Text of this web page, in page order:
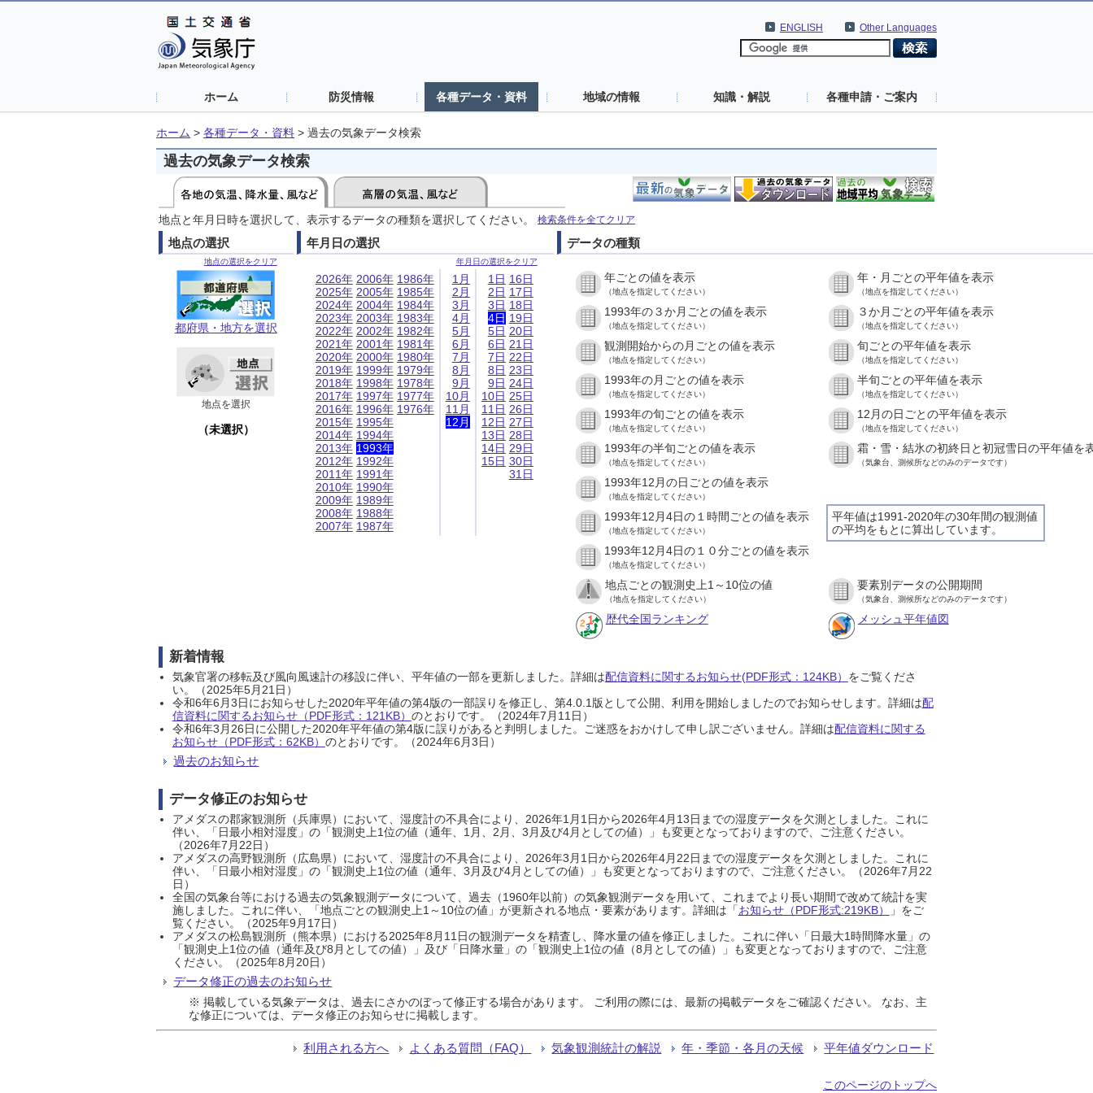
Other Languages
ENGLISH
ホーム 防災情報 各種データ・資料 地域の情報 知識・解説 各種申請・ご案内
ホーム > 各種データ・資料 > 過去の気象データ検索
過去の気象データ検索
地点と年月日時を選択して、表示するデータの種類を選択してください。 検索条件を全てクリア
地点の選択
地点の選択をクリア
都府県・地方を選択
地点を選択
（未選択）
年月日の選択
年月日の選択をクリア
2026年
2025年
2024年
2023年
2022年
2021年
2020年
2019年
2018年
2017年
2016年
2015年
2014年
2013年
2012年
2011年
2010年
2009年
2008年
2007年
2006年
2005年
2004年
2003年
2002年
2001年
2000年
1999年
1998年
1997年
1996年
1995年
1994年
1993年
1992年
1991年
1990年
1989年
1988年
1987年
1986年
1985年
1984年
1983年
1982年
1981年
1980年
1979年
1978年
1977年
1976年
1月
2月
3月
4月
5月
6月
7月
8月
9月
10月
11月
12月
1日
2日
3日
4日
5日
6日
7日
8日
9日
10日
11日
12日
13日
14日
15日
16日
17日
18日
19日
20日
21日
22日
23日
24日
25日
26日
27日
28日
29日
30日
31日
データの種類
年ごとの値を表示
（地点を指定してください）
年・月ごとの平年値を表示
（地点を指定してください）
1993年の３か月ごとの値を表示
（地点を指定してください）
３か月ごとの平年値を表示
（地点を指定してください）
観測開始からの月ごとの値を表示
（地点を指定してください）
旬ごとの平年値を表示
（地点を指定してください）
1993年の月ごとの値を表示
（地点を指定してください）
半旬ごとの平年値を表示
（地点を指定してください）
1993年の旬ごとの値を表示
（地点を指定してください）
12月の日ごとの平年値を表示
（地点を指定してください）
1993年の半旬ごとの値を表示
（地点を指定してください）
霜・雪・結氷の初終日と初冠雪日の平年値を
（気象台、測候所などのみのデータです）
1993年12月の日ごとの値を表示
（地点を指定してください）
平年値は1991-2020年の30年間の観測値
の平均をもとに算出しています。
1993年12月4日の１時間ごとの値を表示
（地点を指定してください）
1993年12月4日の１０分ごとの値を表示
（地点を指定してください）
地点ごとの観測史上1～10位の値
（地点を指定してください）
要素別データの公開期間
（気象台、測候所などのみのデータです）
歴代全国ランキング メッシュ平年値図
新着情報
気象官署の移転及び風向風速計の移設に伴い、平年値の一部を更新しました。詳細は配信資料に関するお知らせ(PDF形式：124KB） をご覧くださ
い。（2025年5月21日）
令和6年6月3日にお知らせした2020年平年値の第4版の一部誤りを修正し、第4.0.1版として公開、利用を開始しましたのでお知らせします。詳細は配
信資料に関するお知らせ（PDF形式：121KB） のとおりです。（2024年7月11日）
令和6年3月26日に公開した2020年平年値の第4版に誤りがあると判明しました。ご迷惑をおかけして申し訳ございません。詳細は配信資料に関する
お知らせ（PDF形式：62KB） のとおりです。（2024年6月3日）
過去のお知らせ
データ修正のお知らせ
アメダスの郡家観測所（兵庫県）において、湿度計の不具合により、2026年1月1日から2026年4月13日までの湿度データを欠測としました。これに
伴い、「日最小相対湿度」の「観測史上1位の値（通年、1月、2月、3月及び4月としての値）」も変更となっておりますので、ご注意ください。
（2026年7月22日）
アメダスの高野観測所（広島県）において、湿度計の不具合により、2026年3月1日から2026年4月22日までの湿度データを欠測としました。これに
伴い、「日最小相対湿度」の「観測史上1位の値（通年、3月及び4月としての値）」も変更となっておりますので、ご注意ください。（2026年7月22
日）
全国の気象台等における過去の気象観測データについて、過去（1960年以前）の気象観測データを用いて、これまでより長い期間で改めて統計を実
施しました。これに伴い、「地点ごとの観測史上1～10位の値」が更新される地点・要素があります。詳細は「お知らせ（PDF形式:219KB）
」をご
覧ください。（2025年9月17日）
アメダスの松島観測所（熊本県）における2025年8月11日の観測データを精査し、降水量の値を修正しました。これに伴い「日最大1時間降水量」の
「観測史上1位の値（通年及び8月としての値）」及び「日降水量」の「観測史上1位の値（8月としての値）」も変更となっておりますので、ご注意
ください。（2025年8月20日）
データ修正の過去のお知らせ
※ 掲載している気象データは、過去にさかのぼって修正する場合があります。 ご利用の際には、最新の掲載データをご確認ください。 なお、主
な修正については、データ修正のお知らせに掲載します。
利用される方へ よくある質問（FAQ） 気象観測統計の解説 年・季節・各月の天候 平年値ダウンロード
このページのトップへ